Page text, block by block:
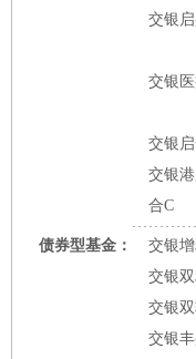
交银
交银
交银
交银
合C
债券型基金： 交银
交银
交银
交银